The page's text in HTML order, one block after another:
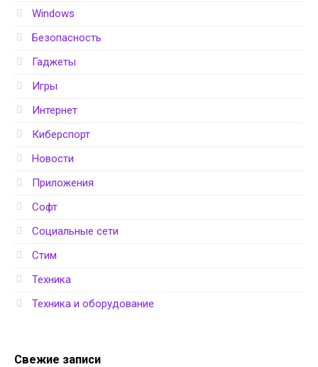
Windows
Безопасность
Гаджеты
Игры
Интернет
Киберспорт
Новости
Приложения
Софт
Социальные сети
Стим
Техника
Техника и оборудование
Свежие записи